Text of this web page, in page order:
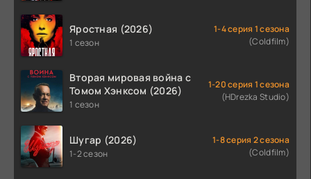
Яростная (2026)
1 сезон
1-4 серия 1 сезона
(Coldfilm)
Вторая мировая война с
Томом Хэнксом (2026)
1 сезон
1-20 серия 1 сезона
(HDrezka Studio)
Шугар (2026)
1-2 сезон
1-8 серия 2 сезона
(Coldfilm)